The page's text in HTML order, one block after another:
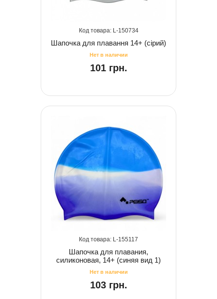
150734
Шапочка для плавання 14+ (сірий)
101 грн.
155117
Шапочка для плавания,
силиконовая, 14+ (синяя вид 1)
103 грн.